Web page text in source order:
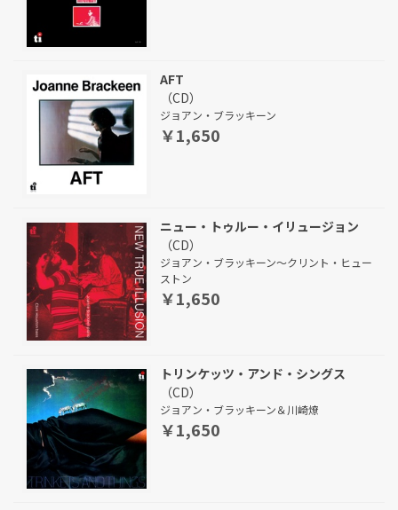
AFT
（CD）
ジョアン・ブラッキーン
￥1,650
ニュー・トゥルー・イリュージョン
（CD）
ジョアン・ブラッキーン～クリント・ヒュー
ストン
￥1,650
トリンケッツ・アンド・シングス
（CD）
ジョアン・ブラッキーン＆川崎燎
￥1,650